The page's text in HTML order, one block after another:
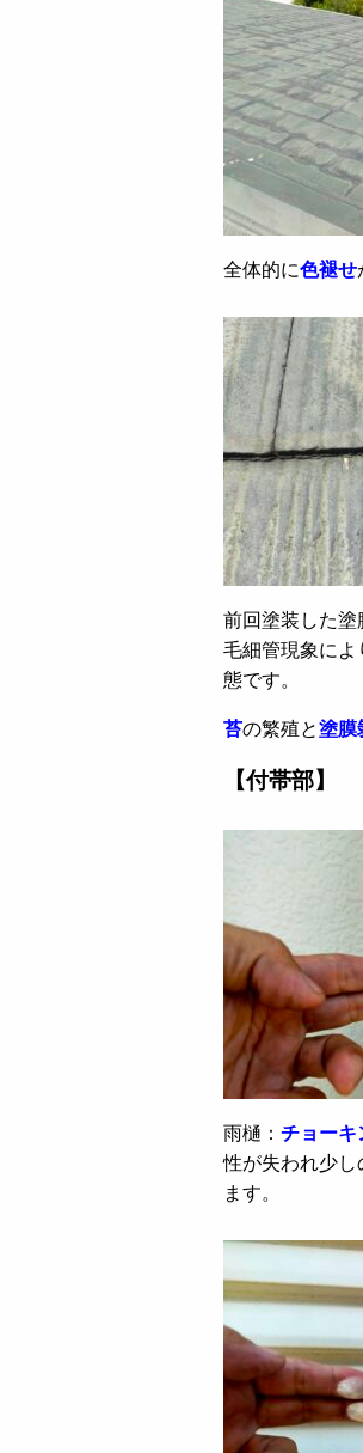
全体的に色褪せ
前回塗装した
毛細管現象に
態です。
苔の繁殖と塗膜
【付帯部】
雨樋： チョーキ
性が失われ少し
ます。